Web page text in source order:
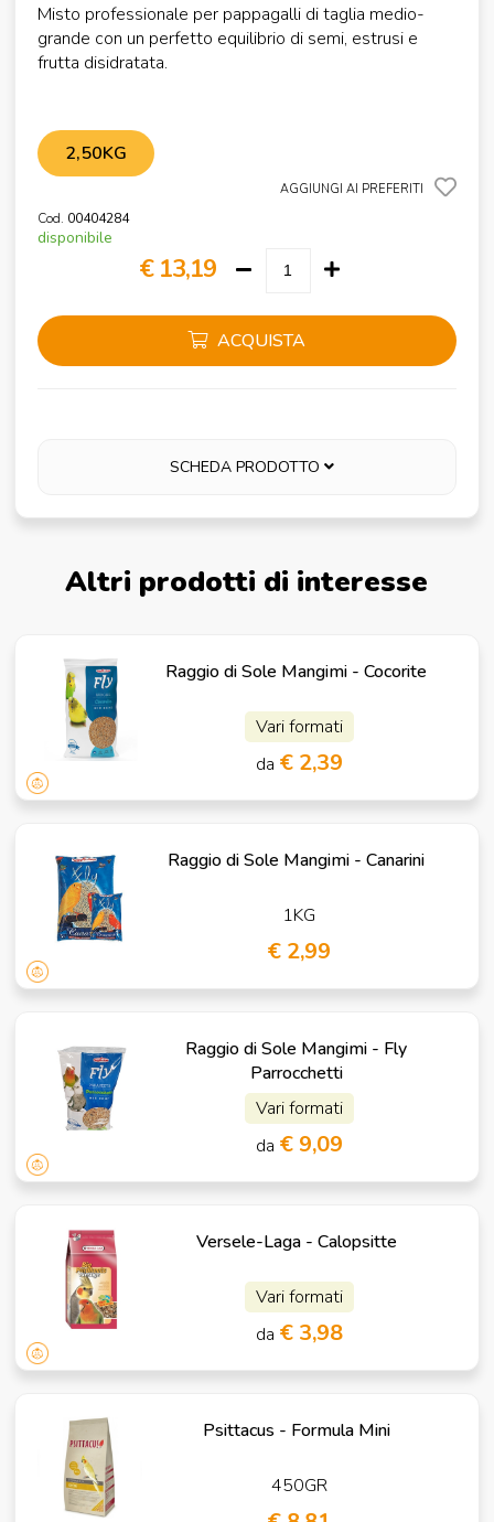
Misto professionale per pappagalli di taglia medio-
grande con un perfetto equilibrio di semi, estrusi e
frutta disidratata.
2,50KG
AGGIUNGI AI PREFERITI
Cod. 00404284
disponibile
€ 13,19
ACQUISTA
SCHEDA PRODOTTO
Altri prodotti di interesse
Raggio di Sole Mangimi - Cocorite
Vari formati
da € 2,39
Raggio di Sole Mangimi - Canarini
1KG
€ 2,99
Raggio di Sole Mangimi - Fly
Parrocchetti
Vari formati
da € 9,09
Versele-Laga - Calopsitte
Vari formati
da € 3,98
Psittacus - Formula Mini
450GR